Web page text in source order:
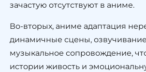
зачастую отсутствуют в аниме.
Во-вторых, аниме адаптация
динамичные сцены,
музыкальное сопровождение,
истории живость и